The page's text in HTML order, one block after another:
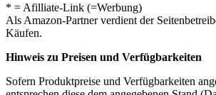
* = Afilliate-Link (=Werbung)
Als Amazon-Partner verdient der
Käufen.
Hinweis zu Preisen und Verfügbarkeiten
Sofern Produktpreise und Verfügbarkeiten